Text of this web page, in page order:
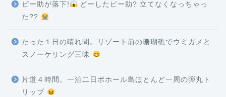
ピー助が落下!
どーしたピー助? 立てなくなっちゃっ
た??
たった１日の晴れ間。リゾート前の珊瑚礁でウミガメと
スノーケリング三昧
片道４時間。一泊二日ボホール島ほとんど一周の弾丸ト
リップ